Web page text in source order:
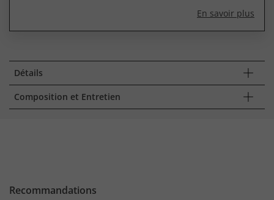
En savoir plus
Détails
Composition et Entretien
Recommandations